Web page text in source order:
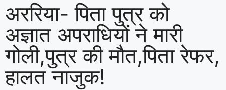
अररिया- पिता पुत्र को
अज्ञात अपराधियों ने मारी
गोली,पुत्र की मौत,पिता रेफर,
हालत नाजुक!